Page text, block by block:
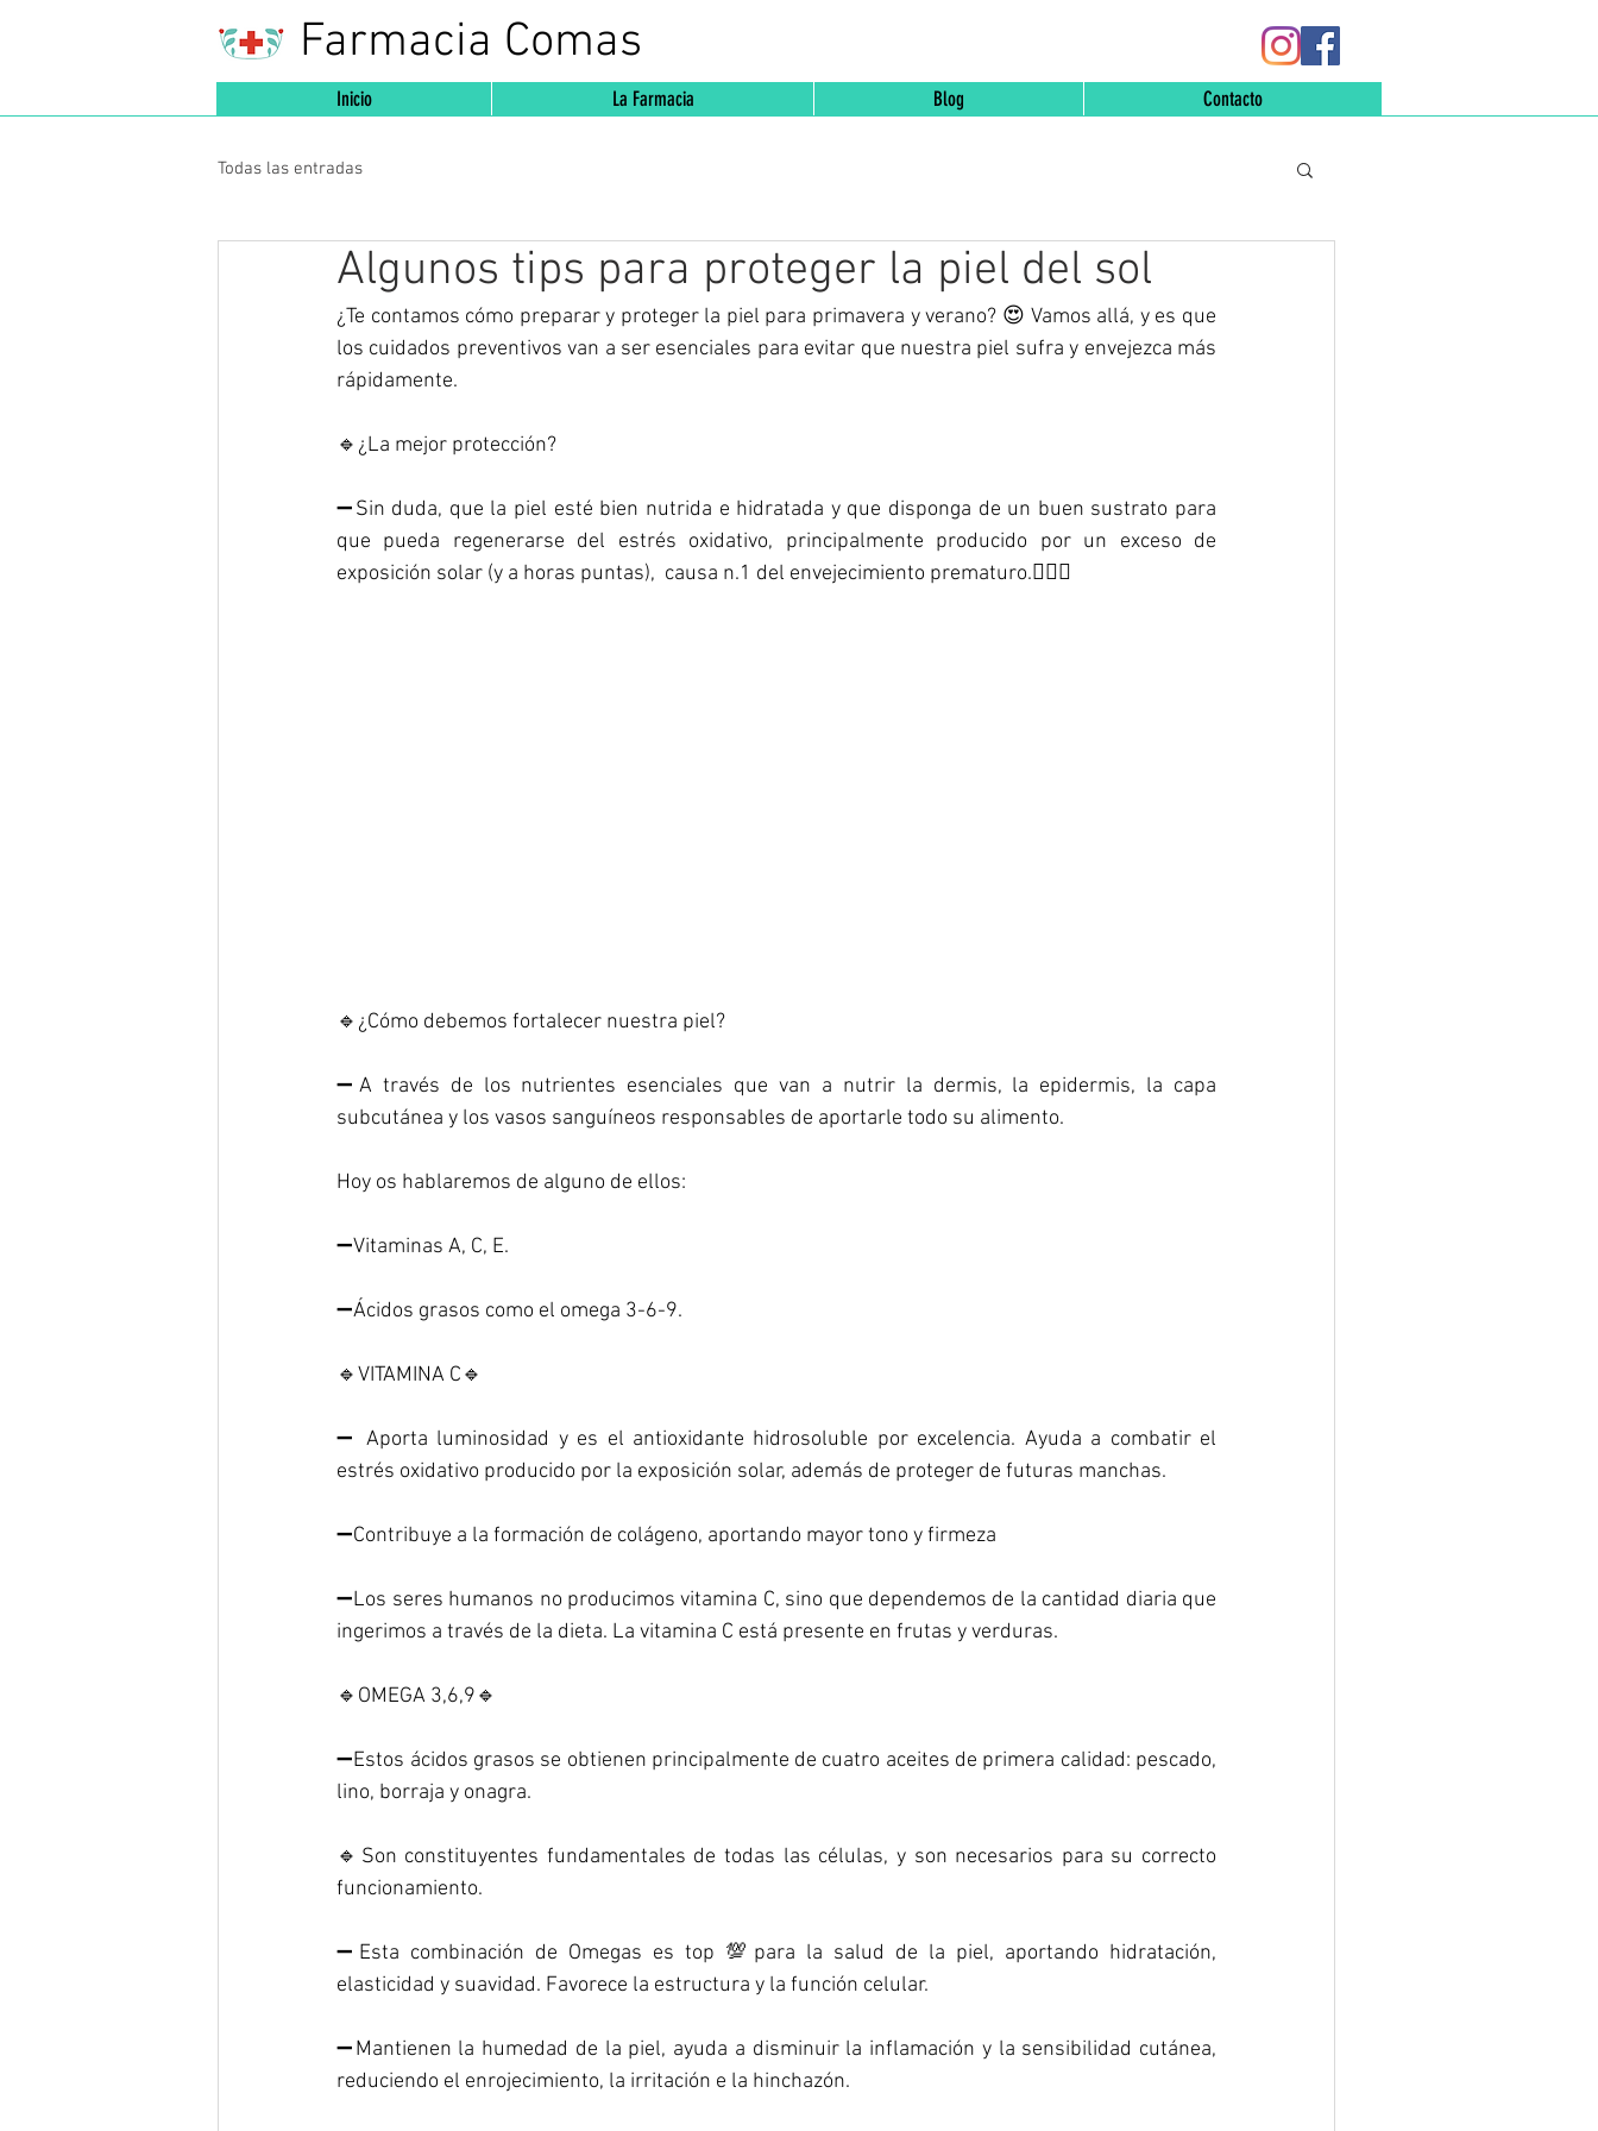
Farmacia Comas
Inicio La Farmacia Blog Contacto
Todas las entradas
Algunos tips para proteger la piel del sol
¿Te contamos cómo preparar y proteger la piel para primavera y verano? 😍 Vamos allá, y es que
los cuidados preventivos van a ser esenciales para evitar que nuestra piel sufra y envejezca más
rápidamente.
🔹¿La mejor protección?
➖Sin duda, que la piel esté bien nutrida e hidratada y que disponga de un buen sustrato para
que pueda regenerarse del estrés oxidativo, principalmente producido por un exceso de
exposición solar (y a horas puntas),  causa n.1 del envejecimiento prematuro.🤷🏻‍♂️
🔹¿Cómo debemos fortalecer nuestra piel?
➖A través de los nutrientes esenciales que van a nutrir la dermis, la epidermis, la capa
subcutánea y los vasos sanguíneos responsables de aportarle todo su alimento.
Hoy os hablaremos de alguno de ellos:
➖Vitaminas A, C, E.
➖Ácidos grasos como el omega 3-6-9.
🔹VITAMINA C🔹
➖ Aporta luminosidad y es el antioxidante hidrosoluble por excelencia. Ayuda a combatir el
estrés oxidativo producido por la exposición solar, además de proteger de futuras manchas.
➖Contribuye a la formación de colágeno, aportando mayor tono y firmeza
➖Los seres humanos no producimos vitamina C, sino que dependemos de la cantidad diaria que
ingerimos a través de la dieta. La vitamina C está presente en frutas y verduras.
🔹OMEGA 3,6,9🔹
➖Estos ácidos grasos se obtienen principalmente de cuatro aceites de primera calidad: pescado,
lino, borraja y onagra.
🔹Son constituyentes fundamentales de todas las células, y son necesarios para su correcto
funcionamiento.
➖Esta combinación de Omegas es top 💯para la salud de la piel, aportando hidratación,
elasticidad y suavidad. Favorece la estructura y la función celular.
➖Mantienen la humedad de la piel, ayuda a disminuir la inflamación y la sensibilidad cutánea,
reduciendo el enrojecimiento, la irritación e la hinchazón.